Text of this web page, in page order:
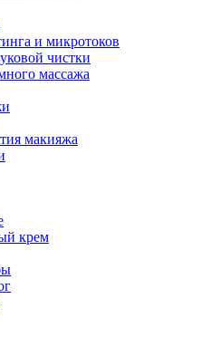
и микротоков
чистки
массажа
макияжа
крем